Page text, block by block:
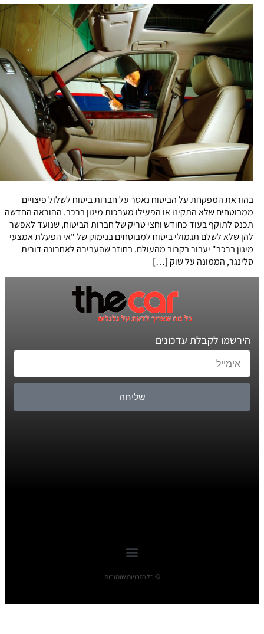
בהוראת המפקחת על הביטוח נאסר על חברות ביטוח לשלול פיצויים
ממבוטחים שלא התקינו או הפעילו מערכות מיגון ברכב. ההוראה החדשה
תכנס לתוקף בעוד כחודש וחצי טריק של חברות הביטוח, שנועד לאפשר
להן שלא לשלם תגמולי ביטוח למבוטחים בנימוק של "אי הפעלת אמצעי
מיגון ברכב" יעבור בקרוב מהעולם. בחוזר שהעבירה לאחרונה דורית
סלינגר, הממונה על שוק […]
הירשמו לקבלת עדכונים
שליחה
© כל הזכויות שומורות